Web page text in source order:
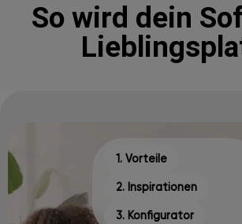
So wird dein
1. Vorteile
2. Inspirationen
3. Konfigurator